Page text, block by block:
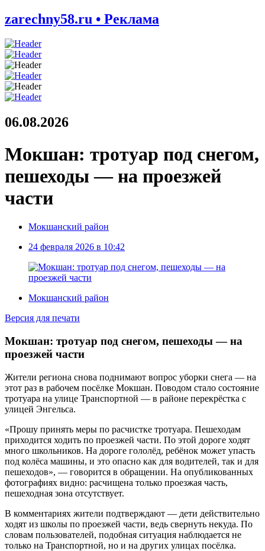
zarechny58.ru • Реклама
06.08.2026
Мокшан: тротуар под снегом,
пешеходы — на проезжей
части
Мокшанский район
24 февраля 2026 в 10:42
Мокшанский район
Версия для печати
Мокшан: тротуар под снегом, пешеходы — на
проезжей части
Жители региона снова поднимают вопрос уборки снега — на
этот раз в рабочем посёлке Мокшан. Поводом стало состояние
тротуара на улице Транспортной — в районе перекрёстка с
улицей Энгельса.
«Прошу принять меры по расчистке тротуара. Пешеходам
приходится ходить по проезжей части. По этой дороге ходят
много школьников. На дороге гололёд, ребёнок может упасть
под колёса машины, и это опасно как для водителей, так и для
пешеходов», — говорится в обращении. На опубликованных
фотографиях видно: расчищена только проезжая часть,
пешеходная зона отсутствует.
В комментариях жители подтверждают — дети действительно
ходят из школы по проезжей части, ведь свернуть некуда. По
словам пользователей, подобная ситуация наблюдается не
только на Транспортной, но и на других улицах посёлка.